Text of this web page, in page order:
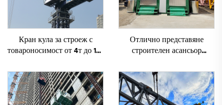
Кран кула за строеж с
товароносимост от 4т до 12т
зъбно колело, мотор, лагер,
основни компоненти
Отлично представяне
строителен асансьор
асансьорни шахти за Алжир